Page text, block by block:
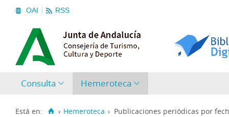
OAI RSS
Consulta Hemeroteca
Está en: › Hemeroteca › Publicaciones periódicas por